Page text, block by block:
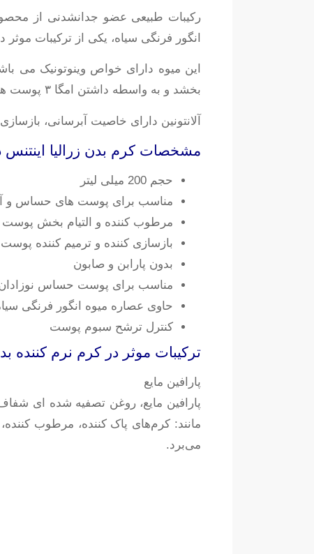
رکیبات طبیعی عضو جدانشدنی از
انگور فرنگی سیاه، یکی از ترکیبات
این میوه دارای خواص وینوتونیک می
بخشد و به واسطه داشتن امگا ۳ پوست های حساس یا تحریک شده را تسکین می دهد.
آلانتونین دارای خاصیت آبرسانی،
مشخصات کرم بدن زرالیا
حجم 200 میلی لیتر
مناسب برای پوست های حساس و
مرطوب کننده و التیام بخش پوست
بازسازی کننده و ترمیم کننده پوست
بدون پارابن و صابون
مناسب برای پوست حساس
حاوی عصاره میوه انگور فرنگی
کنترل ترشح سبوم پوست
ترکیبات موثر در کرم نرم کننده
پارافین مایع
پارافین مایع، روغن تصفیه شده ای
مانند: کرم‌های پاک کننده، مرطوب
می‌برد.